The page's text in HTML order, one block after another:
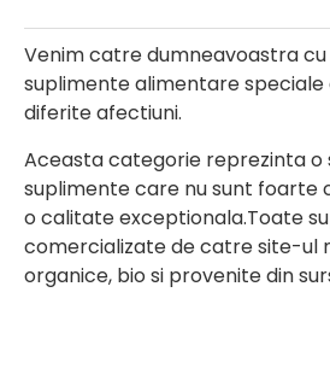
Venim catre dumneavoastra
suplimente alimentare
diferite afectiuni.
Aceasta categorie reprezinta
suplimente care nu sunt foarte
o calitate exceptionala.Toate
comercializate de catre site-ul
organice, bio si provenite din